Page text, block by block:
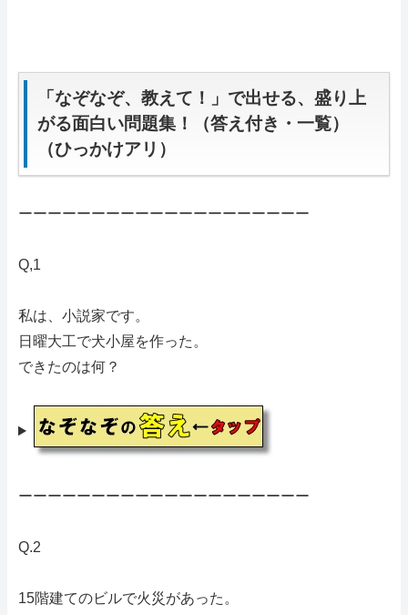
「なぞなぞ、教えて！」で出せる、盛り上
がる面白い問題集！（答え付き・一覧）
（ひっかけアリ）
ーーーーーーーーーーーーーーーーーーーー
Q,1
私は、小説家です。
日曜大工で犬小屋を作った。
できたのは何？
ーーーーーーーーーーーーーーーーーーーー
Q.2
15階建てのビルで火災があった。